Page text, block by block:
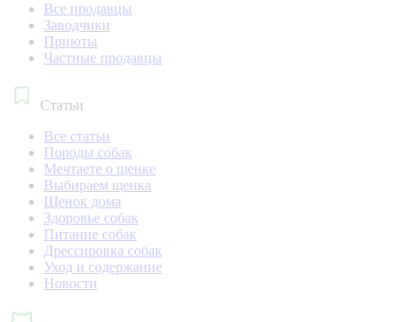
Все продавцы
Заводчики
Приюты
Частные продавцы
Статьи
Все статьи
Породы собак
Мечтаете о щенке
Выбираем щенка
Щенок дома
Здоровье собак
Питание собак
Дрессировка собак
Уход и содержание
Новости